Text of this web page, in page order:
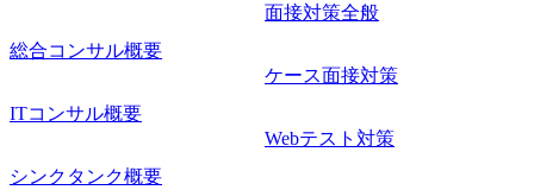
総合コンサル概要
ITコンサル概要
シンクタンク概要
面接対策全般
ケース面接対策
Webテスト対策